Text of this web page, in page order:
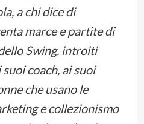
a chi dice di
marce e partite di
Swing, introiti
coach, ai suoi
che usano le
e collezionismo